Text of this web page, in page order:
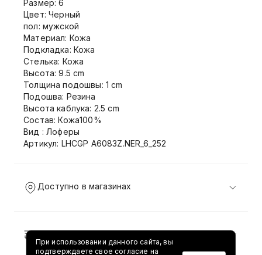
Размер: 6
Цвет: Черный
пол: мужской
Материал: Кожа
Подкладка: Кожа
Стелька: Кожа
Высота: 9.5 cm
Толщина подошвы: 1 cm
Подошва: Резина
Высота каблука: 2.5 cm
Состав: Кожа100%
Вид : Лоферы
Артикул: LHCGP A6083Z.NER_6_252
Доступно в магазинах
Доставка и возврат
При использовании данного сайта, вы
подтверждаете свое согласие на